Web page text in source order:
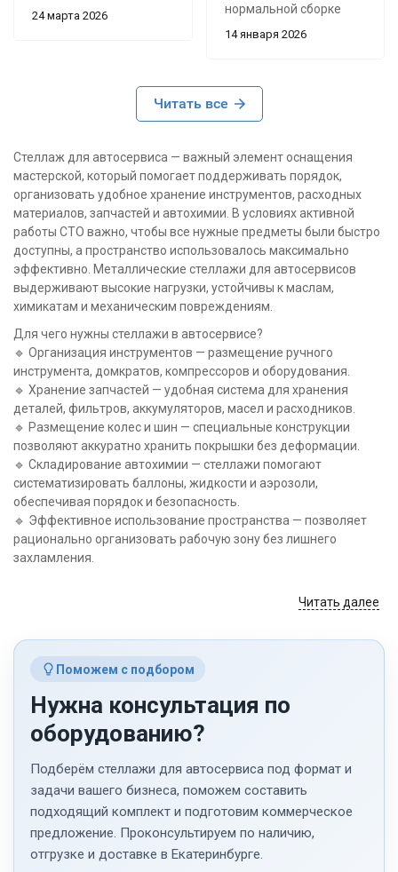
день. Стеллаж реально
потолка. Глубина 600
резину. конструкция
стоит крепко, не
шатается как китайские
аналоги из
строительных гиперов.
Полки можно
переставлять по
высоте как хочешь, мы
под канистры с маслом
24 марта 2026
нормальной сборке
выдерживает вполне
документами,
инструментами и
разной мелочевкой -
прогнулось и не
“гуляет”.
Сборка средне-
простая: болты, гайки,
всё как обычно, но без
помощника
тяжеловато держать
стойки ровно, особенно
на 2.5 м в высоту.
первый раз собирал
минут 40-50. Покрытие
краской вроде стойкое
- после нескольких
передвижек по складу
царапин минимум.
14 января 2026
Читать все
Стеллаж для автосервиса — важный элемент оснащения
мастерской, который помогает поддерживать порядок,
организовать удобное хранение инструментов, расходных
материалов, запчастей и автохимии. В условиях активной
работы СТО важно, чтобы все нужные предметы были быстро
доступны, а пространство использовалось максимально
эффективно. Металлические стеллажи для автосервисов
выдерживают высокие нагрузки, устойчивы к маслам,
химикатам и механическим повреждениям.
Для чего нужны стеллажи в автосервисе?
🔹 Организация инструментов — размещение ручного
инструмента, домкратов, компрессоров и оборудования.
🔹 Хранение запчастей — удобная система для хранения
деталей, фильтров, аккумуляторов, масел и расходников.
🔹 Размещение колес и шин — специальные конструкции
позволяют аккуратно хранить покрышки без деформации.
🔹 Складирование автохимии — стеллажи помогают
систематизировать баллоны, жидкости и аэрозоли,
обеспечивая порядок и безопасность.
🔹 Эффективное использование пространства — позволяет
рационально организовать рабочую зону без лишнего
захламления.
Металлические стеллажи для
автосервиса в интернет-магазине
«ТМ Урал»
На официальном сайте «ТМ Урал» представлен широкий
выбор металлических стеллажей для автосервисов. У нас вы
можете купить стеллаж для автосервиса нужной
конфигурации, размера и грузоподъемности.
Каталог содержит следующие типы конструкций для
автосервисов:
🔹 Полочные металлические стеллажи — универсальный
вариант для размещения инструментов, автохимии, деталей
и расходников.
Читать далее
Поможем с подбором
Нужна консультация по
оборудованию?
Подберём стеллажи для автосервиса под формат и
задачи вашего бизнеса, поможем составить
подходящий комплект и подготовим коммерческое
предложение. Проконсультируем по наличию,
отгрузке и доставке в Екатеринбурге.